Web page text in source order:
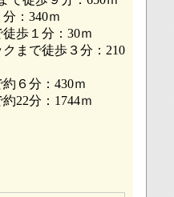
：340ｍ
歩１分：30ｍ
まで徒歩３分：210
６分：430ｍ
22分：1744ｍ